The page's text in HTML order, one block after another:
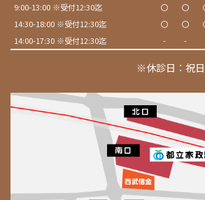
9:00-13:00 ※受付12:30迄
〇 〇
14:30-18:00 ※受付12:30迄
〇 〇
14:00-17:30 ※受付12:30迄
- -
※休診日：祝